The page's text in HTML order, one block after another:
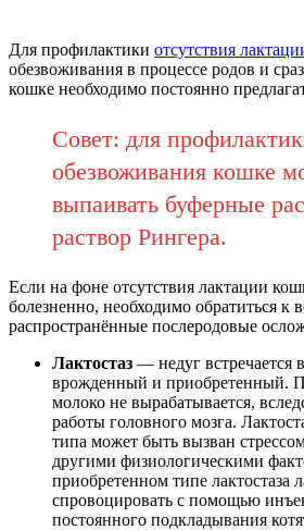
Для профилактики отсутствия
обезвоживания в процессе родов и
кошке необходимо постоянно
Совет: для
обезвоживания кошке
выпаивать буферные
раствор Рингера.
Если на фоне отсутствия лактации
болезненно, необходимо обратиться к
распространённые послеродовые
Лактостаз — недуг встречается
врожденный и приобретенный.
молоко не вырабатывается,
работы головного мозга.
типа может быть вызван
другими физиологическими
приобретенном типе лактостаза
спровоцировать с помощью
постоянного подкладывания